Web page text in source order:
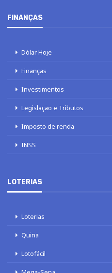
FINANÇAS
Dólar Hoje
Finanças
Investimentos
Legislação e Tributos
Imposto de renda
INSS
LOTERIAS
Loterias
Quina
Lotofácil